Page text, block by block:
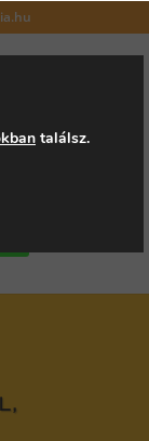
találsz.